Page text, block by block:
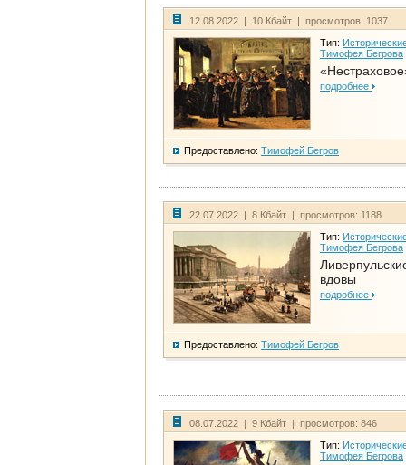
12.08.2022 | 10 Кбайт | просмотров: 1037
Тип:
Тимофея Бегрова
подробнее
Предоставлено: Тимофей Бегров
22.07.2022 | 8 Кбайт | просмотров: 1188
Тип:
Тимофея Бегрова
вдовы
подробнее
Предоставлено: Тимофей Бегров
08.07.2022 | 9 Кбайт | просмотров: 846
Тип:
Тимофея Бегрова